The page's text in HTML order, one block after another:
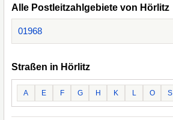
Alle Postleitzahlgebiete von Hörlitz
01968
Straßen in Hörlitz
A E F G H K L O S